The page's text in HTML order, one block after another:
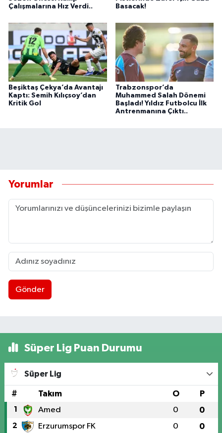
Çalışmalarına Hız Verdi..
Basacak!
Beşiktaş Çekya’da Avantajı
Kaptı: Semih Kılıçsoy’dan
Kritik Gol
Trabzonspor’da
Muhammed Salah Dönemi
Başladı! Yıldız Futbolcu İlk
Antrenmanına Çıktı..
Yorumlar
Gönder
Süper Lig Puan Durumu
Süper Lig
# Takım O P
1 Amed 0 0
2 Erzurumspor FK 0 0